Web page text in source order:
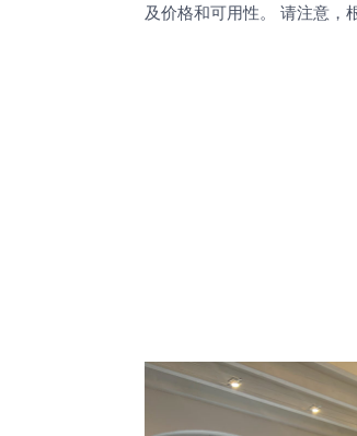
及价格和可用性。 请注意，